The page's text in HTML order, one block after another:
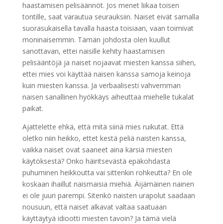
haastamisen pelisäännöt. Jos menet liikaa toisen
tontille, saat varautua seurauksiin. Naiset eivät samalla
suorasukaisella tavalla haasta toisiaan, vaan toimivat
moninaisemmin. Tämän johdosta olen kuullut
sanottavan, ettei naisille kehity haastamisen
pelisääntöjä ja naiset nojaavat miesten kanssa siihen,
ettei mies voi käyttää naisen kanssa samoja keinoja
kuin miesten kanssa. Ja verbaalisesti vahvemman
naisen sanallinen hyökkäys aiheuttaa miehelle tukalat
paikat.
Ajattelette ehkä, että mitä siinä mies ruikutat. Että
oletko niin heikko, ettet kestä peliä naisten kanssa,
vaikka naiset ovat saaneet aina kärsiä miesten
käytöksestä? Onko häiritsevästä epäkohdasta
puhuminen heikkoutta vai sittenkin rohkeutta? En ole
koskaan ihaillut naismaisia miehiä. Äijämäinen nainen
ei ole juuri parempi. Sitenkö naisten urapolut saadaan
nousuun, että naiset alkavat valtaa saatuaan
käyttäytyä idiootti miesten tavoin? Ja tämä vielä